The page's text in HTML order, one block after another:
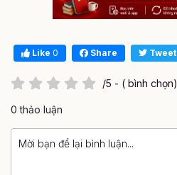
Like 0 Share Tweet
/5 - ( bình chọn)
0 thảo luận